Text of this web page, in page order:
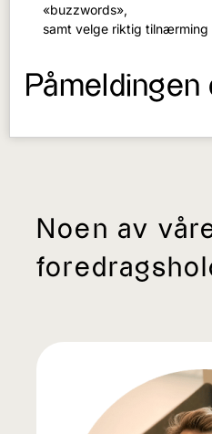
«buzzwords»,
samt velge riktig tilnærming
Noen av